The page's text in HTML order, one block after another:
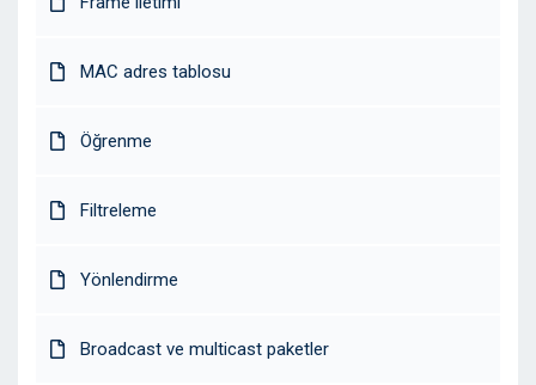
MAC adres tablosu
Öğrenme
Filtreleme
Yönlendirme
Broadcast ve multicast paketler